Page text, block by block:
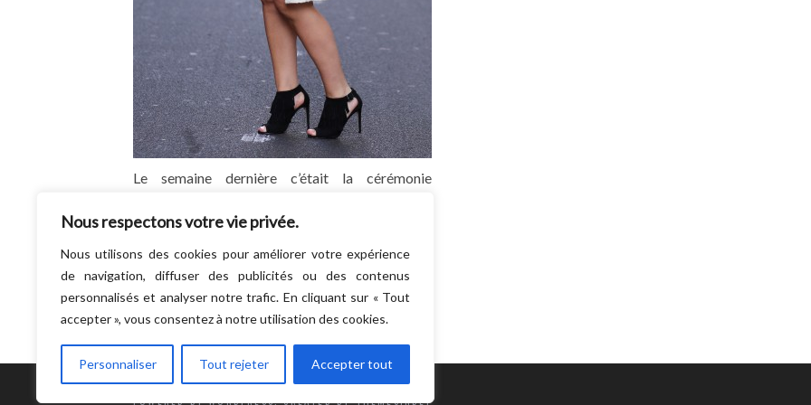
Nous respectons votre vie privée.
Nous utilisons des cookies pour améliorer votre expérience
de navigation, diffuser des publicités ou des contenus
personnalisés et analyser notre trafic. En cliquant sur « Tout
accepter », vous consentez à notre utilisation des cookies.
Personnaliser Tout rejeter Accepter tout
Le semaine dernière c’était la cérémonie
accréditation et ça, c’était cool ! Mais la semaine
LIRE LA SUITE
POWERED BY WORDPRESS.CREATED BY THEMESINDEP